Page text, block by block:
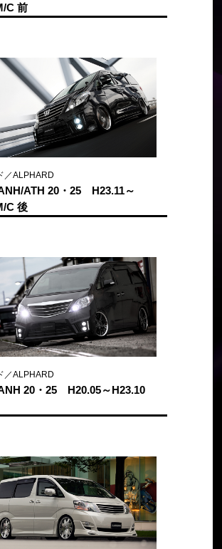
C 前
／ALPHARD
ATH 20・25 H23.11～
C 後
／ALPHARD
20・25 H20.05～H23.10